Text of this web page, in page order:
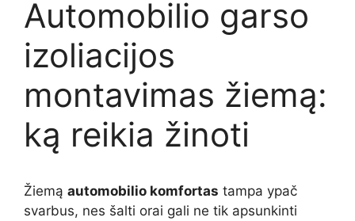
Automobilio garso
izoliacijos
montavimas žiemą:
ką reikia žinoti
Žiemą automobilio komfortas tampa ypač
svarbus, nes šalti orai gali ne tik apsunkinti